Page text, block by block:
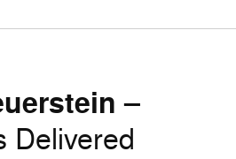
–
Delivered